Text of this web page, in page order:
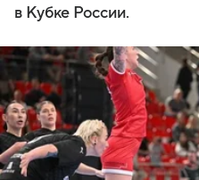
в Кубке России.